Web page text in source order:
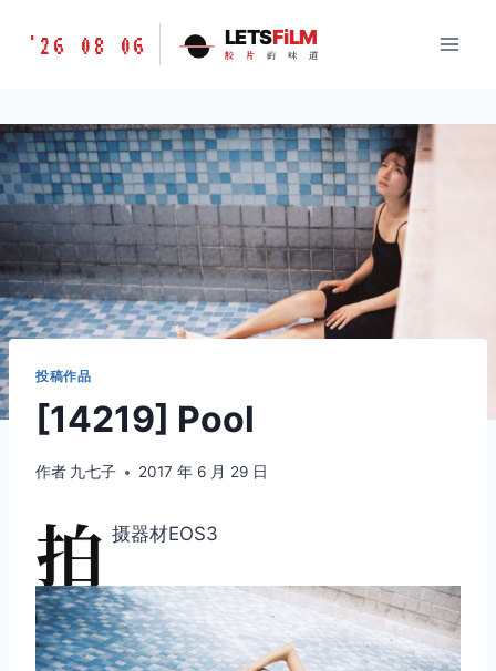
胶
味
道
LETSFILM
'26 08 06 LETSFiLM
胶 片 的 味 道
投稿作品
[14219] Pool
作者 九七子 2017 年 6 月 29 日
拍 摄器材EOS3